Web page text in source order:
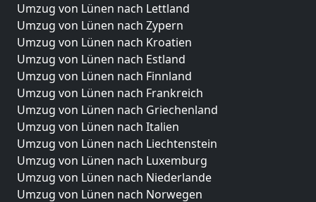
Umzug von Lünen nach Lettland
Umzug von Lünen nach Zypern
Umzug von Lünen nach Kroatien
Umzug von Lünen nach Estland
Umzug von Lünen nach Finnland
Umzug von Lünen nach Frankreich
Umzug von Lünen nach Griechenland
Umzug von Lünen nach Italien
Umzug von Lünen nach Liechtenstein
Umzug von Lünen nach Luxemburg
Umzug von Lünen nach Niederlande
Umzug von Lünen nach Norwegen